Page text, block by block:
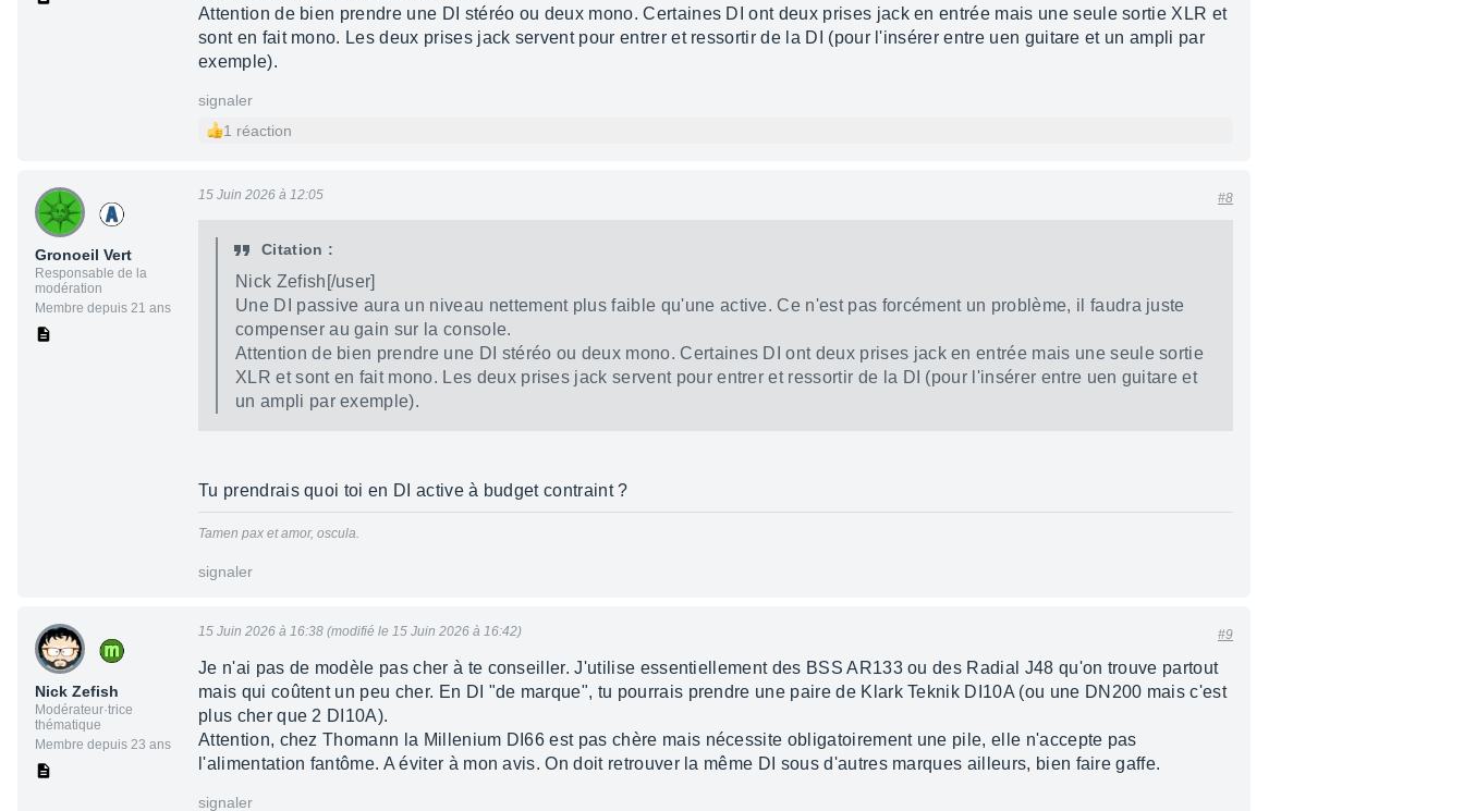
Attention de bien prendre une DI stéréo ou deux mono. Certaines DI ont deux prises jack en entrée mais une seule sortie XLR et
sont en fait mono. Les deux prises jack servent pour entrer et ressortir de la DI (pour l'insérer entre uen guitare et un ampli par
exemple).
signaler
1 réaction
Gronoeil Vert
Responsable de la
modération
Membre depuis 21 ans
15 Juin 2026 à 12:05 #8
Citation :
Nick Zefish[/user]
Une DI passive aura un niveau nettement plus faible qu'une active. Ce n'est pas forcément un problème, il faudra juste
compenser au gain sur la console.
Attention de bien prendre une DI stéréo ou deux mono. Certaines DI ont deux prises jack en entrée mais une seule sortie
XLR et sont en fait mono. Les deux prises jack servent pour entrer et ressortir de la DI (pour l'insérer entre uen guitare et
un ampli par exemple).
Tu prendrais quoi toi en DI active à budget contraint ?
Tamen pax et amor, oscula.
signaler
Nick Zefish
Modérateur·trice
thématique
Membre depuis 23 ans
15 Juin 2026 à 16:38 (modifié le 15 Juin 2026 à 16:42) #9
Je n'ai pas de modèle pas cher à te conseiller. J'utilise essentiellement des BSS AR133 ou des Radial J48 qu'on trouve partout
mais qui coûtent un peu cher. En DI "de marque", tu pourrais prendre une paire de Klark Teknik DI10A (ou une DN200 mais c'est
plus cher que 2 DI10A).
Attention, chez Thomann la Millenium DI66 est pas chère mais nécessite obligatoirement une pile, elle n'accepte pas
l'alimentation fantôme. A éviter à mon avis. On doit retrouver la même DI sous d'autres marques ailleurs, bien faire gaffe.
signaler